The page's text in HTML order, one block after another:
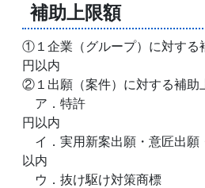
補助上限額
①１企業（グループ）に対する
円以内
②１出願（案件）に対する補助
ア．特許
円以内
イ．実用新案出願・意匠出
以内
ウ．抜け駆け対策